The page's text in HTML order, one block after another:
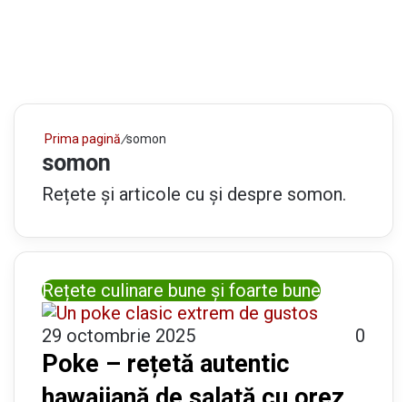
Prima pagină/somon
somon
Rețete și articole cu și despre somon.
Rețete culinare bune și foarte bune
29 octombrie 2025 0
Poke – rețetă autentic